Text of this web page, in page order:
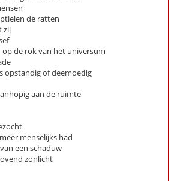
de ratten
zij
de rok van het universum
opstandig of deemoedig
aan de ruimte
menselijks had
een schaduw
zonlicht
schrijvers
Zeist
Vrijheid'
Zeist